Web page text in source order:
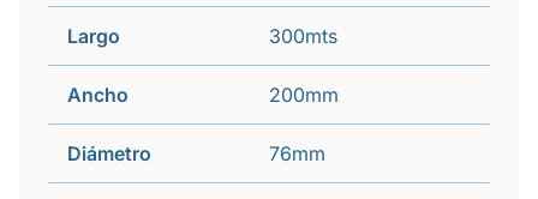
Largo 300mts
Ancho 200mm
Diámetro 76mm